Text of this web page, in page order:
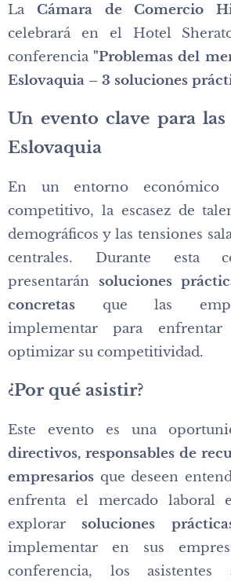
La Cámara de Comercio
celebrará en el Hotel
conferencia"Problemas del
Eslovaquia – 3 soluciones
Un evento clave para las
Eslovaquia
En un entorno económico
competitivo, la escasez de
demográficos y las tensiones
centrales. Durante esta
presentarán soluciones
concretas que las
implementar para
optimizar su competitividad.
¿Por qué asistir?
Este evento es una
directivos, responsables de
empresarios que deseen
enfrenta el mercado laboral
explorar soluciones
implementar en sus
conferencia, los asistentes